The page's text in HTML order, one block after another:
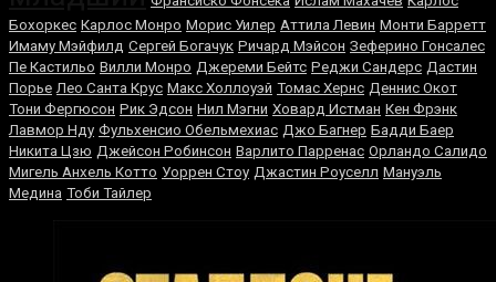
Бохоркес Карлос Монро Морис Уилер Аттила Левин Монти Барретт
Имаму Мэйфилд Сергей Богачук Ричард Мэйсон Зеферино Гонсалес
Пе Кастильо Вилли Монро Джереми Бейтс Реджи Сандерс Дастин
Порье Лео Санта Крус Макс Холлоуэй Томас Хернс Деннис Окот
Тони Фергюсон Рик Эдсон Нил Мэгни Ховард Истман Кен Фрэнк
Лавмор Нду Фульхенсио Обельмехиас Джо Багнер Бадди Баер
Никита Цзю Джейсон Робинсон Варлито Парренас Орландо Салидо
Мигель Анхель Котто Уоррен Стоу Джастин Роуселл Мануэль
Медина Тоби Тайлер